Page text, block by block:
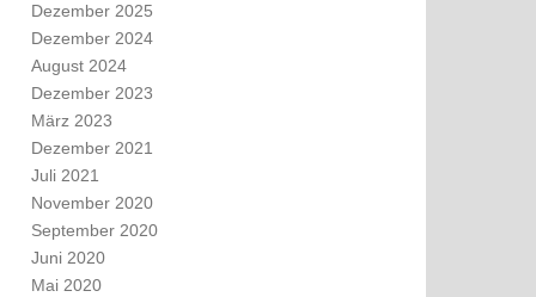
Dezember 2025
Dezember 2024
August 2024
Dezember 2023
März 2023
Dezember 2021
Juli 2021
November 2020
September 2020
Juni 2020
Mai 2020